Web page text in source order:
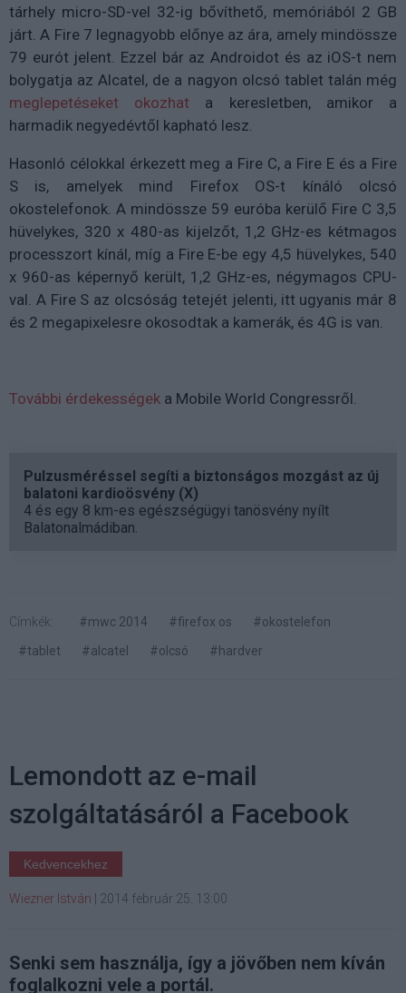
tárhely micro-SD-vel 32-ig bővíthető, memóriából 2 GB
járt. A Fire 7 legnagyobb előnye az ára, amely mindössze
79 eurót jelent. Ezzel bár az Androidot és az iOS-t nem
bolygatja az Alcatel, de a nagyon olcsó tablet talán még
meglepetéseket okozhat a keresletben, amikor a
harmadik negyedévtől kapható lesz.
Hasonló célokkal érkezett meg a Fire C, a Fire E és a Fire
S is, amelyek mind Firefox OS-t kínáló olcsó
okostelefonok. A mindössze 59 euróba kerülő Fire C 3,5
hüvelykes, 320 x 480-as kijelzőt, 1,2 GHz-es kétmagos
processzort kínál, míg a Fire E-be egy 4,5 hüvelykes, 540
x 960-as képernyő került, 1,2 GHz-es, négymagos CPU-
val. A Fire S az olcsóság tetejét jelenti, itt ugyanis már 8
és 2 megapixelesre okosodtak a kamerák, és 4G is van.
További érdekességek a Mobile World Congressről.
Pulzusméréssel segíti a biztonságos mozgást az új
balatoni kardioösvény (X)
4 és egy 8 km-es egészségügyi tanösvény nyílt
Balatonalmádiban.
Címkék: #mwc 2014 #firefox os
#okostelefon
#tablet
#alcatel #olcsó #hardver
Lemondott az e-mail
szolgáltatásáról a Facebook
Kedvencekhez
Wiezner István 2014 február 25. 13:00
Senki sem használja, így a jövőben nem kíván
foglalkozni vele a portál.